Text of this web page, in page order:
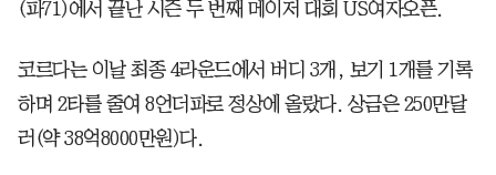
(파71)에서 끝난 시즌 두 번째 메이저 대회 US여자오픈.
코르다는 이날 최종 4라운드에서 버디 3개, 보기 1개를 기록
하며 2타를 줄여 8언더파로 정상에 올랐다. 상금은 250만달
러(약 38억8000만원)다.